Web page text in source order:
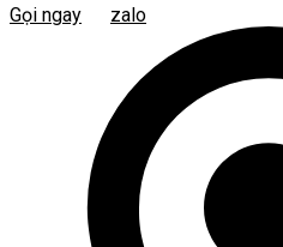
Gọi ngay zalo